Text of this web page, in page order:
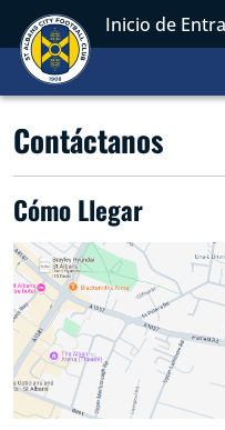
Inicio de
Contáctanos
Cómo Llegar